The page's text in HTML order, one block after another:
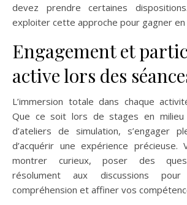
devez prendre certaines
exploiter cette approche pour gagner en
Engagement et
active lors des
L’immersion totale dans chaque
Que ce soit lors de stages en milieu
d’ateliers de simulation, s’engager
d’acquérir une expérience précieuse.
montrer curieux, poser des
résolument aux discussions
compréhension et affiner vos